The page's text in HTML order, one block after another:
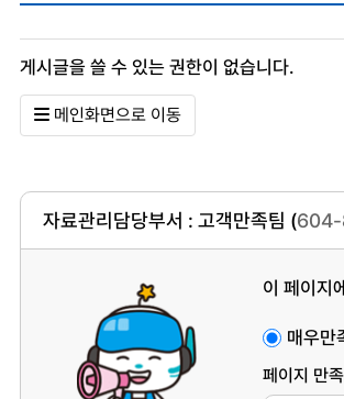
게시글을 쓸 수 있는 권한이 없습니다.
메인화면으로 이동
자료관리담당부서 : 고객만족팀 (604-
이 페이지
매우만
페이지 만